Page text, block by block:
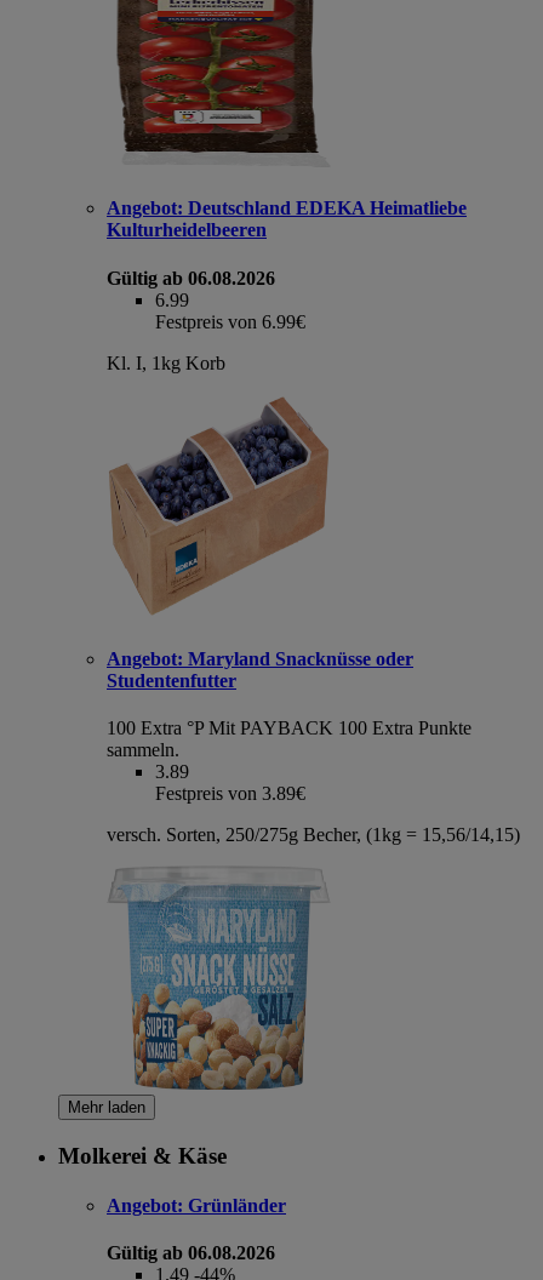
Angebot: Deutschland EDEKA Heimatliebe
Kulturheidelbeeren
Gültig ab 06.08.2026
6.99
Festpreis von 6.99€
Kl. I, 1kg Korb
Angebot: Maryland Snacknüsse oder
Studentenfutter
100 Extra °P Mit PAYBACK 100 Extra Punkte
sammeln.
3.89
Festpreis von 3.89€
versch. Sorten, 250/275g Becher, (1kg = 15,56/14,15)
Mehr laden
Molkerei & Käse
Angebot: Grünländer
Gültig ab 06.08.2026
1.49 -44%